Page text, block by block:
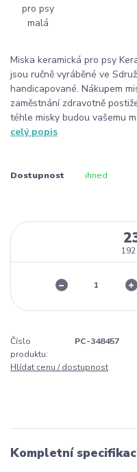
Miska keramická pro psy
jsou ručně vyráběné ve
handicapované. Nákupem
zaměstnání zdravotně
téhle misky budou vašemu
celý popis
Dostupnost ihned
Číslo
produktu:
PC-348457
Hlídat cenu / dostupnost
Kompletní